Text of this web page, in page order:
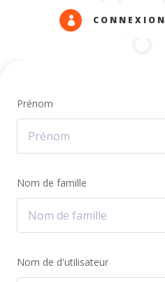
 CONNEXION
Prénom
Nom de famille
Nom de d'utilisateur